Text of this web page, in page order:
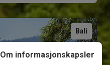
Bali
Om informasjonskapsler